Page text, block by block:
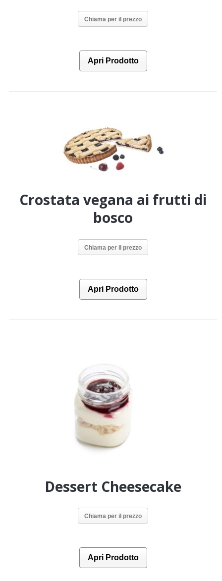
Chiama per il prezzo
Apri Prodotto
Crostata vegana ai frutti di
bosco
Chiama per il prezzo
Apri Prodotto
Dessert Cheesecake
Chiama per il prezzo
Apri Prodotto